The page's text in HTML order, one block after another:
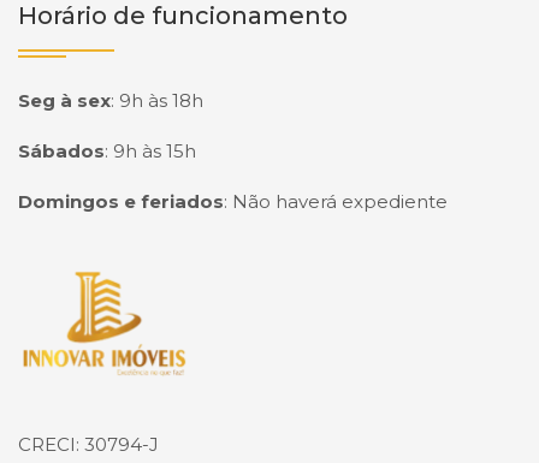
Horário de funcionamento
Seg à sex: 9h às 18h
Sábados: 9h às 15h
Domingos e feriados: Não haverá expediente
Página inicial
CRECI: 30794-J